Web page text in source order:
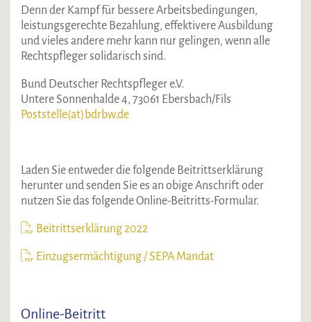
Denn der Kampf für bessere Arbeitsbedingungen,
leistungsgerechte Bezahlung, effektivere Ausbildung
und vieles andere mehr kann nur gelingen, wenn alle
Rechtspfleger solidarisch sind.
Bund Deutscher Rechtspfleger e.V.
Untere Sonnenhalde 4, 73061 Ebersbach/Fils
Poststelle(at)bdrbw.de
Laden Sie entweder die folgende Beitrittserklärung
herunter und senden Sie es an obige Anschrift oder
nutzen Sie das folgende Online-Beitritts-Formular.
Beitrittserklärung 2022
Einzugsermächtigung / SEPA Mandat
Online-Beitritt